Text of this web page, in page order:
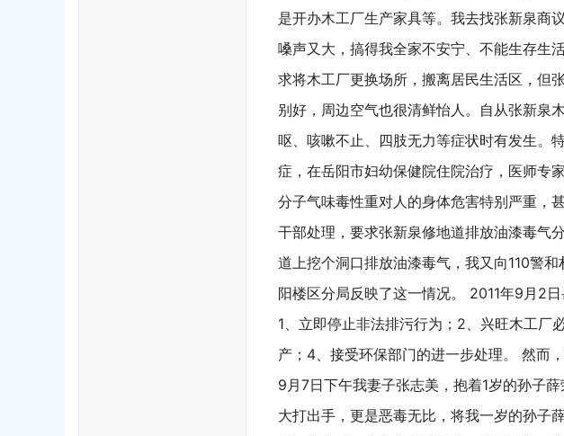
是开办木工厂生产家具等。我去找张新泉商
嗓声又大，搞得我全家不安宁、不能生存生
求将木工厂更换场所，搬离居民生活区，但
别好，周边空气也很清鲜怡人。自从张新泉
呕、咳嗽不止、四肢无力等症状时有发生。
症，在岳阳市妇幼保健院住院治疗，医师专
分子气味毒性重对人的身体危害特别严重，
干部处理，要求张新泉修地道排放油漆毒气
道上挖个洞口排放油漆毒气，我又向110警
阳楼区分局反映了这一情况。 2011年9月2
1、立即停止非法排污行为；2、兴旺木工厂
产；4、接受环保部门的进一步处理。 然而
9月7日下午我妻子张志美，抱着1岁的孙子
大打出手，更是恶毒无比，将我一岁的孙子